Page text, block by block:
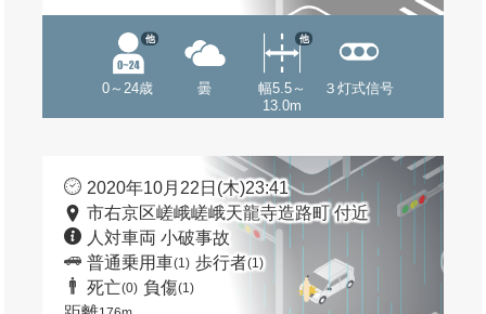
0～24歳
他
曇
幅5.5～
13.0m
他
３灯式信号
2020年10月22日(木)23:41
市右京区嵯峨嵯峨天龍寺造路町 付近
人対車両 小破事故
普通乗用車(1) 歩行者(1)
死亡(0) 負傷(1)